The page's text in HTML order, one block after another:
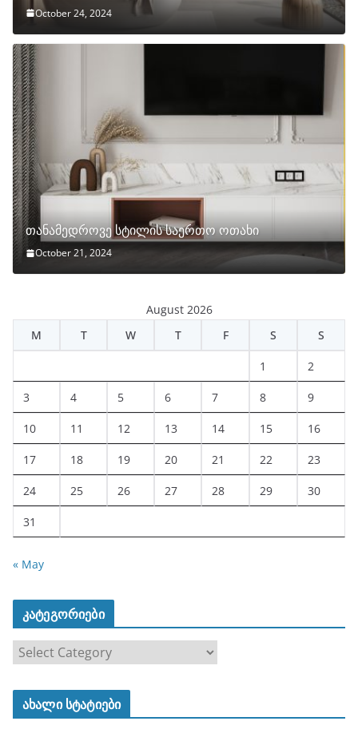
October 24, 2024
თანამედროვე სტილის საერთო ოთახი
October 21, 2024
August 2026
M
T W T F S S
1 2
3 4 5 6 7 8 9
10 11 12 13 14 15 16
17 18 19 20 21 22 23
24 25 26 27 28 29 30
31
« May
კატეგორიები
ტ
ახალი სტატიები